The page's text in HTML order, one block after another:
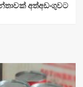
අත්අඩංගුවට